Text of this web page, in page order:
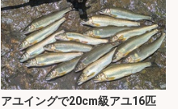
アユイングで20cm級アユ16匹